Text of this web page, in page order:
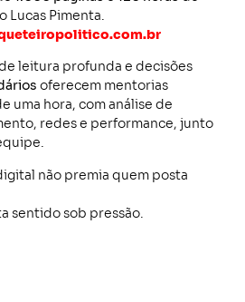
Lucas Pimenta.
leitura profunda e decisões
oferecem mentorias
uma hora, com análise de
redes e performance, junto
não premia quem posta
sentido sob pressão.